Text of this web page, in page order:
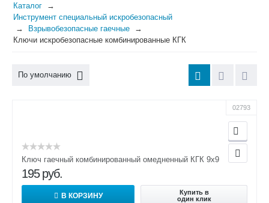
Каталог
Инструмент специальный искробезопасный
Взрывобезопасные гаечные
Ключи искробезопасные комбинированные КГК
По умолчанию
02793
Ключ гаечный комбинированный омедненный КГК 9х9
195 руб.
В КОРЗИНУ
Купить в
один клик